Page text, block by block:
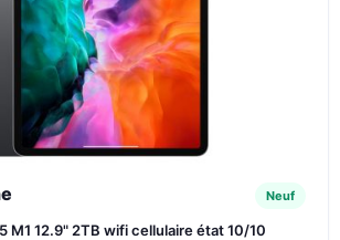
Neuf
M1 12.9" 2TB wifi cellulaire état 10/10